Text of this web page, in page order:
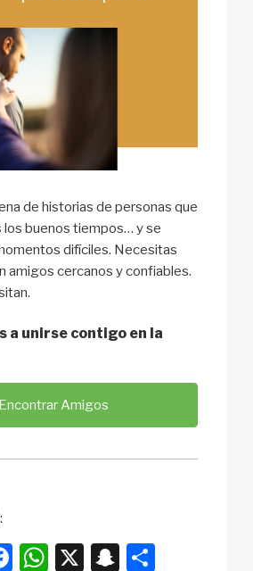
de historias de personas que
los buenos tiempos… y se
difíciles. Necesitas
amigos cercanos y confiables.
a unirse contigo en la
Encontrar Amigos
F
W X
S